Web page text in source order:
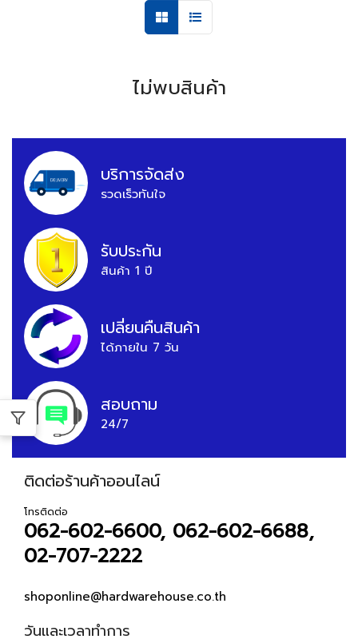
ไม่พบสินค้า
บริการจัดส่ง
รวดเร็วทันใจ
รับประกัน
สินค้า 1 ปี
เปลี่ยนคืนสินค้า
ได้ภายใน 7 วัน
สอบถาม
24/7
ติดต่อร้านค้าออนไลน์
โทรติดต่อ
062-602-6600, 062-602-6688,
02-707-2222
shoponline@hardwarehouse.co.th
วันและเวลาทำการ